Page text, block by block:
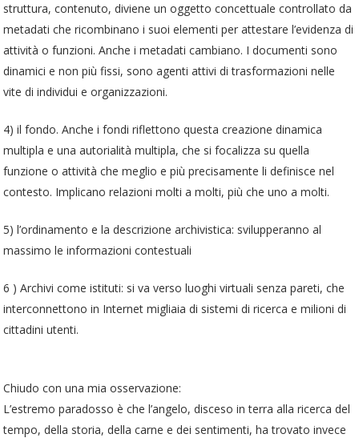
struttura, contenuto, diviene un oggetto concettuale controllato da
metadati che ricombinano i suoi elementi per attestare l’evidenza di
attività o funzioni. Anche i metadati cambiano. I documenti sono
dinamici e non più fissi, sono agenti attivi di trasformazioni nelle
vite di individui e organizzazioni.
4) il fondo. Anche i fondi riflettono questa creazione dinamica
multipla e una autorialità multipla, che si focalizza su quella
funzione o attività che meglio e più precisamente li definisce nel
contesto. Implicano relazioni molti a molti, più che uno a molti.
5) l’ordinamento e la descrizione archivistica: svilupperanno al
massimo le informazioni contestuali
6 ) Archivi come istituti: si va verso luoghi virtuali senza pareti, che
interconnettono in Internet migliaia di sistemi di ricerca e milioni di
cittadini utenti.
Chiudo con una mia osservazione:
L’estremo paradosso è che l’angelo, disceso in terra alla ricerca del
tempo, della storia, della carne e dei sentimenti, ha trovato invece